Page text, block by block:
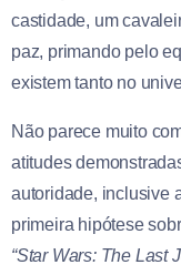
castidade, um
paz, primando pelo
existem tanto no
Não parece muito
atitudes
autoridade, inclusive
primeira hipótese
“Star Wars: The Last